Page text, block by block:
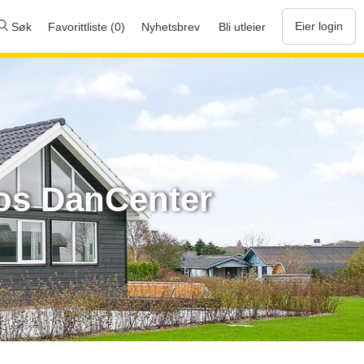
Søk Favorittliste (0) Nyhetsbrev Bli utleier Eier login
DanCenter